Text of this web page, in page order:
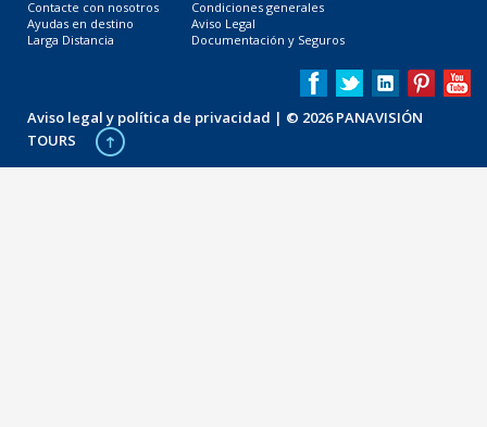
Contacte con nosotros
Ayudas en destino
Larga Distancia
Condiciones generales
Aviso Legal
Documentación y Seguros
Aviso legal y política de privacidad | © 2026 PANAVISIÓN
TOURS